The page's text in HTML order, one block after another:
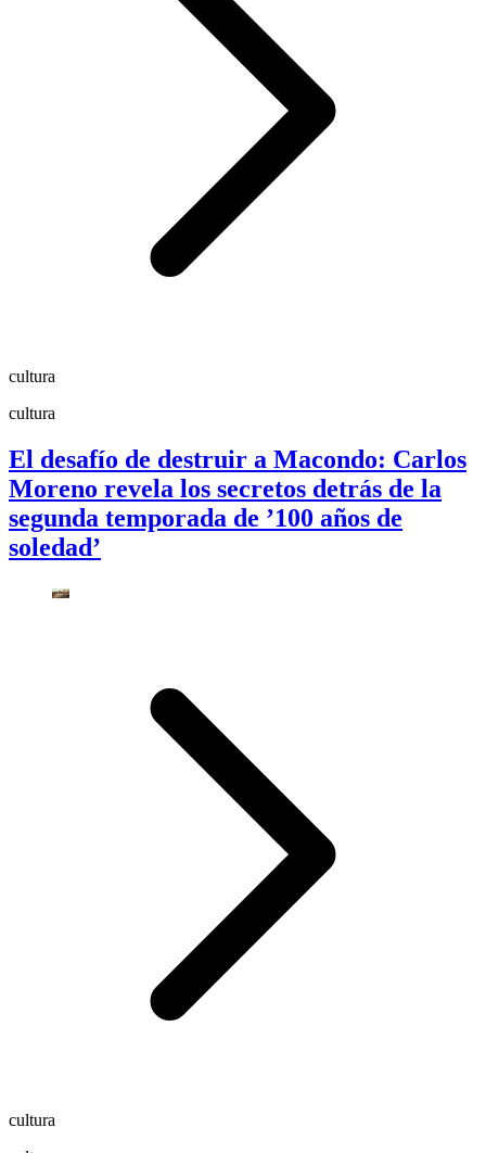
cultura
cultura
El desafío de destruir a Macondo: Carlos
Moreno revela los secretos detrás de la
segunda temporada de ’100 años de
soledad’
cultura